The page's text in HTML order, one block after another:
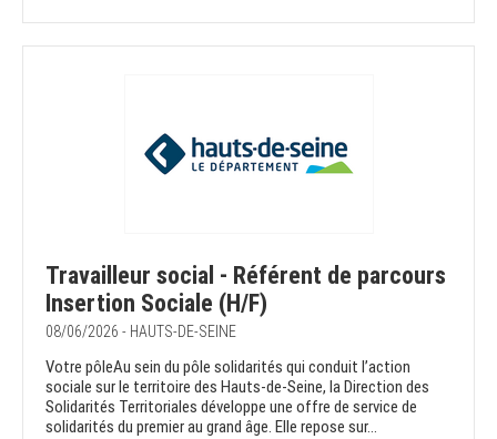
Travailleur social - Référent de parcours
Insertion Sociale (H/F)
08/06/2026 - HAUTS-DE-SEINE
Votre pôleAu sein du pôle solidarités qui conduit l’action
sociale sur le territoire des Hauts-de-Seine, la Direction des
Solidarités Territoriales développe une offre de service de
solidarités du premier au grand âge. Elle repose sur...